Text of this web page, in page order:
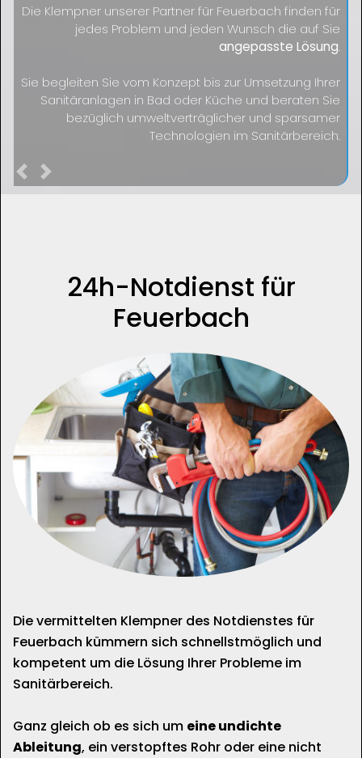
Die Klempner unserer Partner für Feuerbach finden für
jedes Problem und jeden Wunsch die auf Sie
angepasste Lösung.
Sie begleiten Sie vom Konzept bis zur Umsetzung Ihrer
Sanitäranlagen in Bad oder Küche und beraten Sie
bezüglich umweltverträglicher und sparsamer
Technologien im Sanitärbereich.
Previous
24h-Notdienst für
Feuerbach
Die vermittelten Klempner des Notdienstes für
Feuerbach kümmern sich schnellstmöglich und
kompetent um die Lösung Ihrer Probleme im
Sanitärbereich.
Ganz gleich ob es sich um eine undichte
Ableitung, ein verstopftes Rohr oder eine nicht